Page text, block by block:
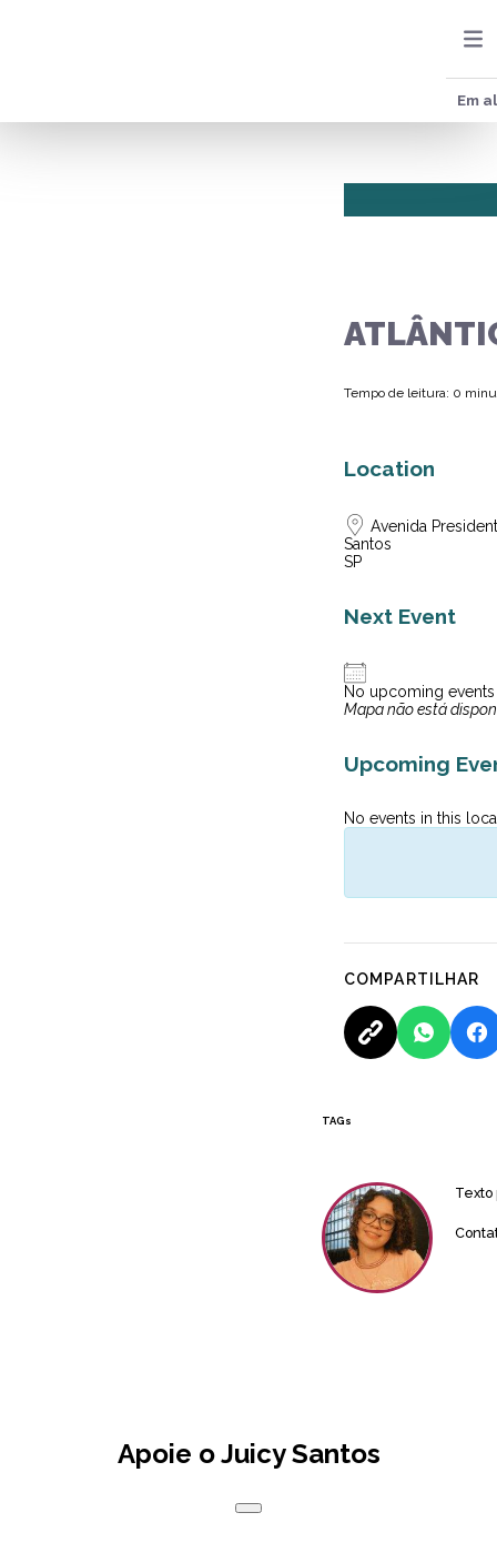
Em
Tempo de leitura: 0
Location
Avenida
Santos
SP
Next Event
No upcoming events
Mapa não está
Upcoming
No events in this
COMPARTILHAR
TAGs
Texto
Apoie o Juicy Santos